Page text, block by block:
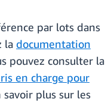
par lots dans
la documentation
pouvez consulter la
en charge pour
savoir plus sur les